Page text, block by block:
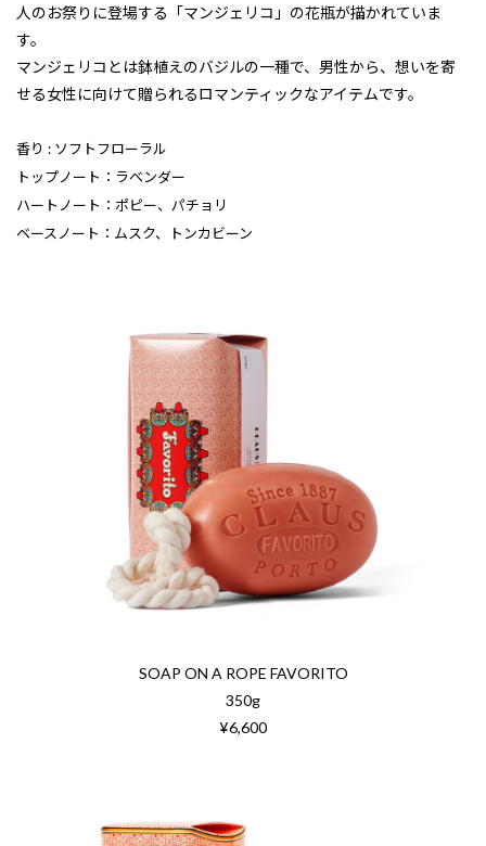
人のお祭りに登場する「マンジェリコ」の花瓶が描かれていま
す。
マンジェリコとは鉢植えのバジルの一種で、男性から、想いを寄
せる女性に向けて贈られるロマンティックなアイテムです。
香り : ソフトフローラル
トップノート：ラベンダー
ハートノート：ポピー、パチョリ
ベースノート：ムスク、トンカビーン
SOAP ON A ROPE FAVORITO
350g
¥6,600